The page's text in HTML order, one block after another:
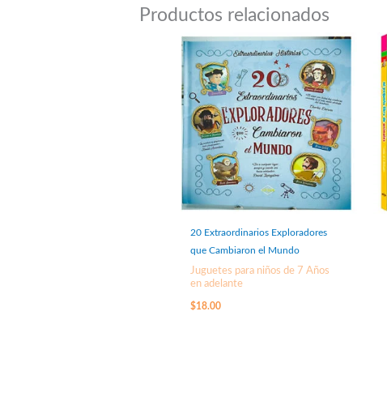
Productos relacionados
20 Extraordinarios Exploradores
que Cambiaron el Mundo
Juguetes para niños de 7 Años
en adelante
$18.00